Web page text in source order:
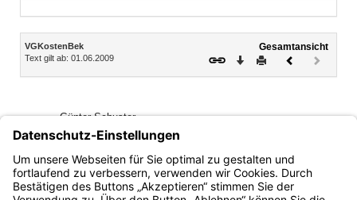
Inhalt
VGKostenBek
Text gilt ab: 01.06.2009
Gesamtansicht
Download
DruckenVorheriges
Günter Schuster
Ministerialdirektor
Bayern.de